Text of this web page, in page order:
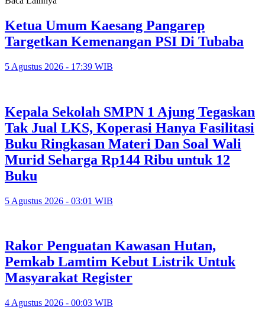
Ketua Umum Kaesang Pangarep
Targetkan Kemenangan PSI Di Tubaba
5 Agustus 2026 - 17:39 WIB
Kepala Sekolah SMPN 1 Ajung Tegaskan
Tak Jual LKS, Koperasi Hanya Fasilitasi
Buku Ringkasan Materi Dan Soal Wali
Murid Seharga Rp144 Ribu untuk 12
Buku
5 Agustus 2026 - 03:01 WIB
Rakor Penguatan Kawasan Hutan,
Pemkab Lamtim Kebut Listrik Untuk
Masyarakat Register
4 Agustus 2026 - 00:03 WIB